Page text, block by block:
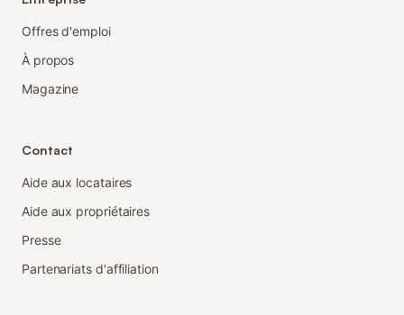
Offres d'emploi
À propos
Magazine
Contact
Aide aux locataires
Aide aux propriétaires
Presse
Partenariats d'affiliation